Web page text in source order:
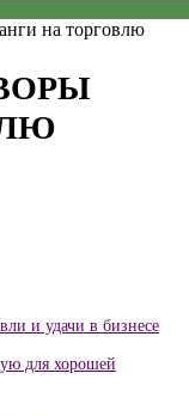
на торговлю
и удачи в бизнесе
для хорошей